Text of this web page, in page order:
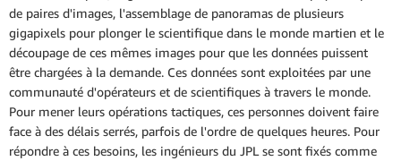
de paires d'images, l'assemblage de panoramas de plusieurs
gigapixels pour plonger le scientifique dans le monde martien et le
découpage de ces mêmes images pour que les données puissent
être chargées à la demande. Ces données sont exploitées par une
communauté d'opérateurs et de scientifiques à travers le monde.
Pour mener leurs opérations tactiques, ces personnes doivent faire
face à des délais serrés, parfois de l'ordre de quelques heures. Pour
répondre à ces besoins, les ingénieurs du JPL se sont fixés comme